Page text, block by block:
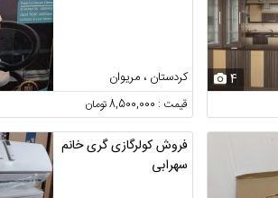
4 کردستان ، مریوان
قیمت : 8,500,000 تومان
فروش کولرگازی گری خانم
سهرابی